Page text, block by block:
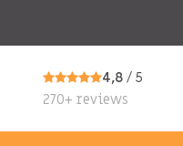
4,8/ 5
270+ reviews